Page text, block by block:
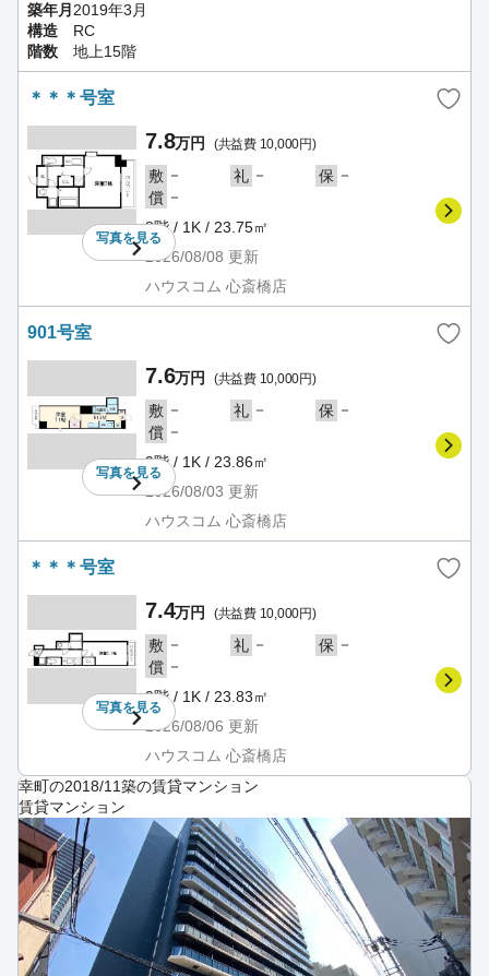
築年月2019年3月
構造
RC
階数
地上15階
＊＊＊号室
写真を見る
7.8万円 (共益費 10,000円)
敷 － 礼 － 保 －
償 －
8階 / 1K / 23.75㎡
2026/08/08 更新
ハウスコム 心斎橋店
901号室
写真を見る
7.6万円 (共益費 10,000円)
敷 － 礼 － 保 －
償 －
9階 / 1K / 23.86㎡
2026/08/03 更新
ハウスコム 心斎橋店
＊＊＊号室
写真を見る
7.4万円 (共益費 10,000円)
敷 － 礼 － 保 －
償 －
9階 / 1K / 23.83㎡
2026/08/06 更新
ハウスコム 心斎橋店
幸町の2018/11築の賃貸マンション
賃貸マンション